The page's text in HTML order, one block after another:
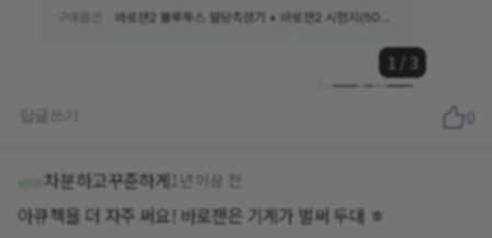
1 / 3
답글쓰기
차분하고꾸준하게1년 이상 전
아큐첵을 더 자주 써요! 바로잰은 기계가 벌써 두대 ㅎ